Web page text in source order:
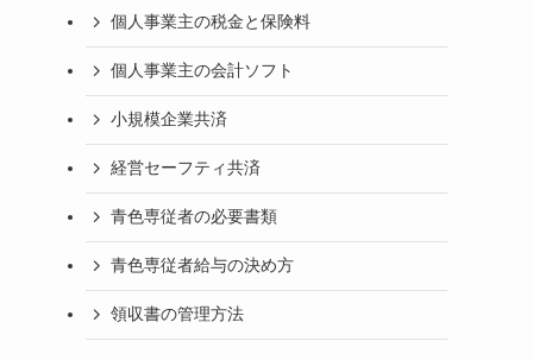
個人事業主の税金と保険料
個人事業主の会計ソフト
小規模企業共済
経営セーフティ共済
青色専従者の必要書類
青色専従者給与の決め方
領収書の管理方法